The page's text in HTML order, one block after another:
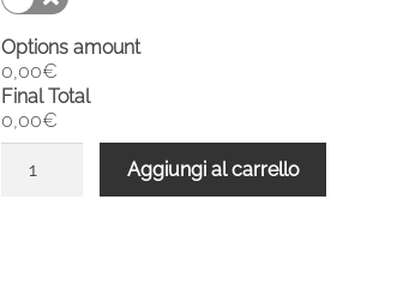
Options amount
0,00€
Final Total
0,00€
Aggiungi al carrello